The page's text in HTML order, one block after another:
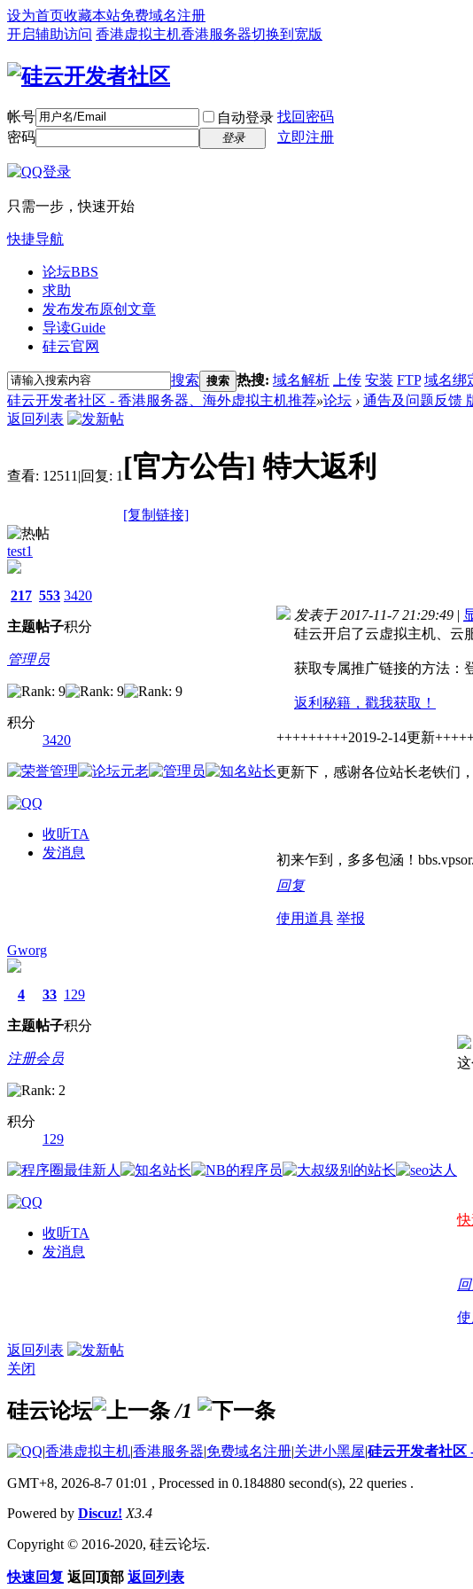
设为首页收藏本站免费域名注册
开启辅助访问 香港虚拟主机香港服务器切换到宽版
帐号 自动登录 找回密码
密码
登录 立即注册
只需一步，快速开始
快捷导航
论坛BBS
求助
发布发布原创文章
导读Guide
硅云官网
搜索 搜索 热搜: 域名解析 上传 安装 FTP 域名绑
硅云开发者社区 - 香港服务器、海外虚拟主机推荐»论坛 › 通告及问题反馈
返回列表
查看: 12511 |回复: 1 [官方公告] 特大返利
[复制链接]
test1
217
主题
553
帖子
3420
积分
管理员
积分
3420
收听TA
发消息
发表于 2017-11-7 21:29:49 |
硅云开启了云虚拟主机、云
获取专属推广链接的方法：
返利秘籍，戳我获取！
+++++++++2019-2-14更新
更新下，感谢各位站长老铁们
初来乍到，多多包涵！
回复
使用道具 举报
Gworg
4
主题
33
帖子
129
积分
注册会员
积分
129
收听TA
发消息
返回列表
关闭
硅云论坛 /1
|香港虚拟主机|香港服务器|免费域名注册|关进小黑屋|硅云开发者社区
GMT+8, 2026-8-7 01:01 , Processed in 0.184880 second(s), 22 queries .
Powered by Discuz! X3.4
Copyright © 2016-2020, 硅云论坛.
快速回复 返回顶部 返回列表